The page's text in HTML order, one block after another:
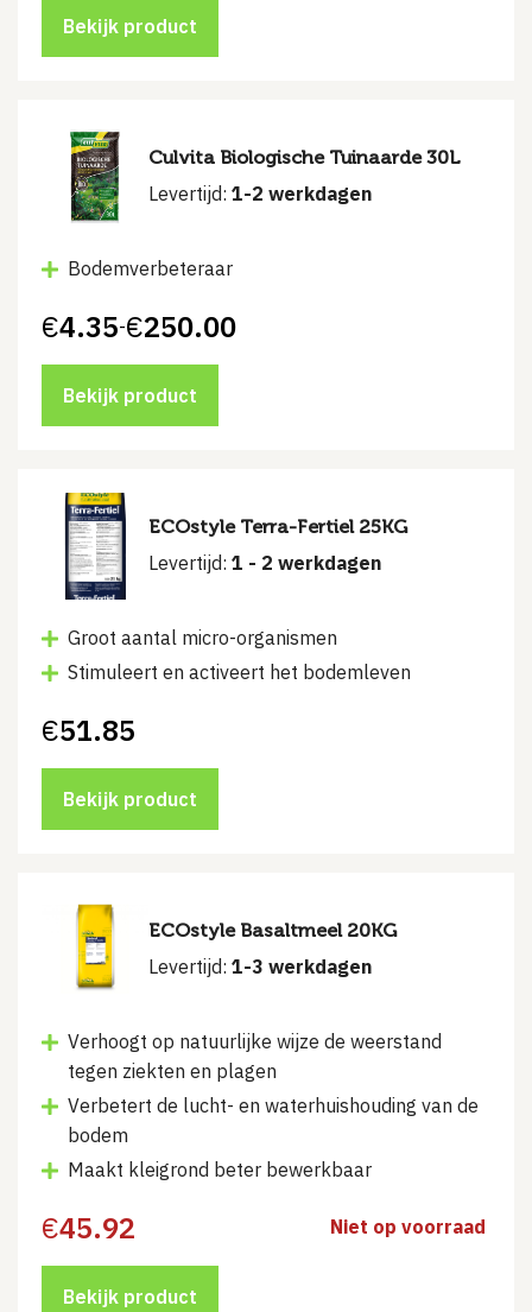
€250.00
Bekijk product
Culvita Biologische Tuinaarde 30L
Levertijd: 1-2 werkdagen
Bodemverbeteraar
€4.35-€250.00
Prijsklasse:
tot
€250.00
Bekijk product
ECOstyle Terra-Fertiel 25KG
Levertijd: 1 - 2 werkdagen
Groot aantal micro-organismen
Stimuleert en activeert het bodemleven
€51.85
Bekijk product
ECOstyle Basaltmeel 20KG
Levertijd: 1-3 werkdagen
Verhoogt op natuurlijke wijze de weerstand
tegen ziekten en plagen
Verbetert de lucht- en waterhuishouding van de
bodem
Maakt kleigrond beter bewerkbaar
€45.92 Niet op voorraad
Bekijk product